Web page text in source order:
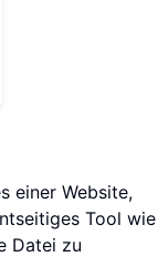
einer Website,
Tool wie
Datei zu